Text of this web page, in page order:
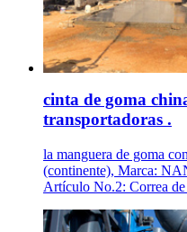
cinta de goma
transportadoras .
la manguera de goma
(continente), Marca:
Artículo No.2: Correa de